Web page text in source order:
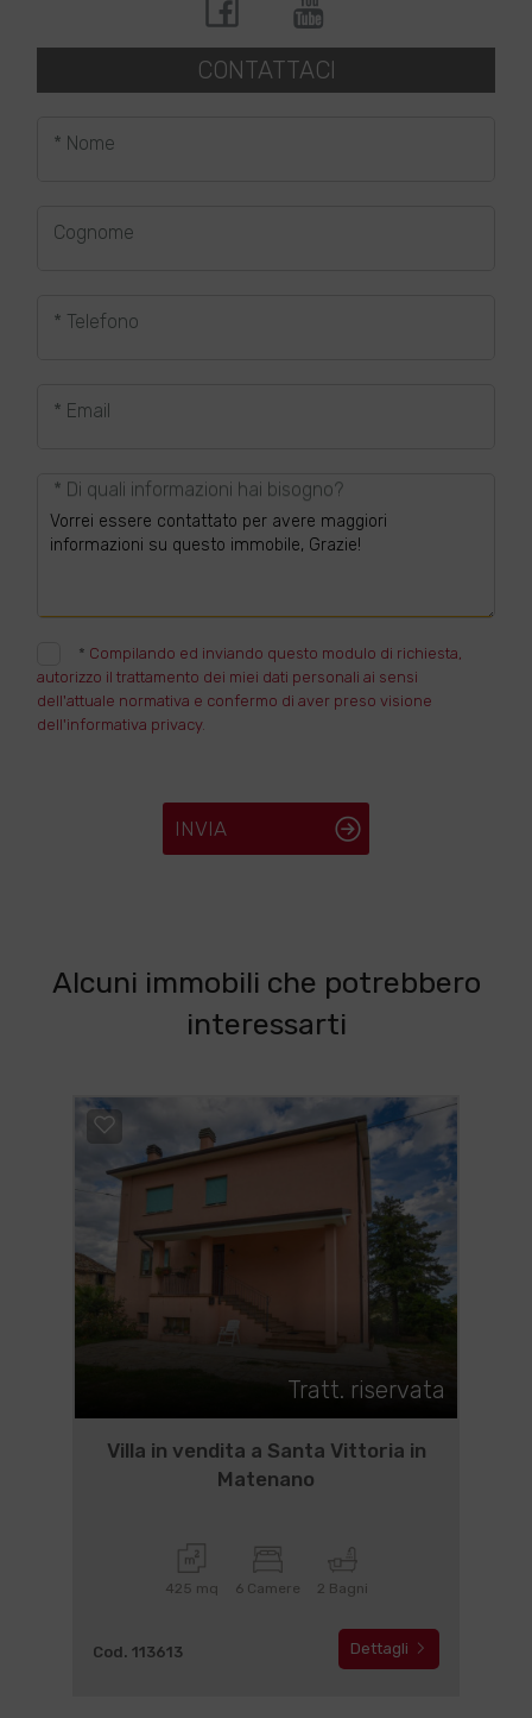
CONTATTACI
* Nome
Cognome
* Telefono
* Email
* Di quali informazioni hai bisogno?
* Compilando ed inviando questo modulo di richiesta,
autorizzo il trattamento dei miei dati personali ai sensi
dell'attuale normativa e confermo di aver preso visione
dell'informativa privacy.
INVIA
Alcuni immobili che potrebbero
interessarti
Tratt. riservata
Villa in vendita a Santa Vittoria in
Matenano
425 mq 6 Camere 2 Bagni
Cod. 113613 Dettagli